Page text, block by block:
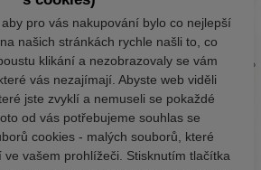
pro vás nakupování bylo co nejlepší
našich stránkách rychle našli to, co
klikání a nezobrazovaly se vám
vás nezajímají. Abyste web viděli
jste zvyklí a nemuseli se pokaždé
od vás potřebujeme souhlas se
cookies - malých souborů, které
ve vašem prohlížeči. Stisknutím tlačítka